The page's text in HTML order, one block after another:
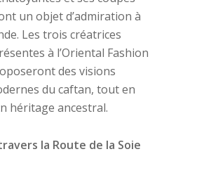
un objet d’admiration à
Les trois créatrices
à l’Oriental Fashion
des visions
du caftan, tout en
héritage ancestral.
la Route de la Soie